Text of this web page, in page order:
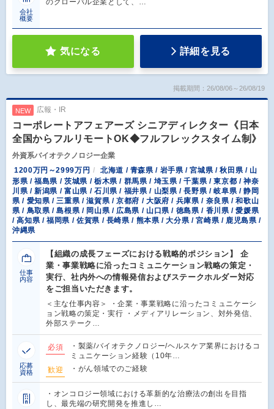
会社
概要
気になる 詳細を見る
掲載期間：26/08/06～26/08/19
NEW 広報・IR
コーポレートアフェアーズ シニアディレクター《日本
全国からフルリモートOK◆フルフレックスタイム制》
外資系バイオテクノロジー企業
1200万円～2999万円
北海道 / 青森県 / 岩手県 / 宮城県 / 秋田県 / 山
形県 / 福島県 / 茨城県 / 栃木県 / 群馬県 / 埼玉県 / 千葉県 / 東京都 / 神奈
川県 / 新潟県 / 富山県 / 石川県 / 福井県 / 山梨県 / 長野県 / 岐阜県 / 静岡
県 / 愛知県 / 三重県 / 滋賀県 / 京都府 / 大阪府 / 兵庫県 / 奈良県 / 和歌山
県 / 鳥取県 / 島根県 / 岡山県 / 広島県 / 山口県 / 徳島県 / 香川県 / 愛媛県
/ 高知県 / 福岡県 / 佐賀県 / 長崎県 / 熊本県 / 大分県 / 宮崎県 / 鹿児島県 /
沖縄県
仕事
内容
【組織の成長フェーズにおける戦略的ポジション】 企
業・事業戦略に沿ったコミュニケーション戦略の策定・
実行、社内外への情報発信およびステークホルダー対応
をご担当いただきます。
＜主な仕事内容＞ ・企業・事業戦略に沿ったコミュニケーシ
ョン戦略の策定・実行 ・メディアリレーション、対外発信、
外部ステーク…
応募
資格
必須
・製薬/バイオテクノロジー/ヘルスケア業界におけるコ
ミュニケーション経験（10年…
歓迎
・がん領域でのご経験
・オンコロジー領域における革新的な治療法の創出を目指
し、最先端の研究開発を推進し…